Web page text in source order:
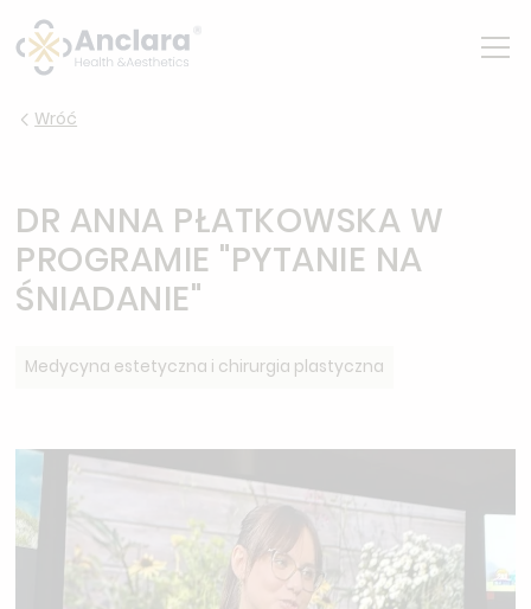
Wróć
DR ANNA PŁATKOWSKA W
PROGRAMIE "PYTANIE NA
ŚNIADANIE"
Medycyna estetyczna i chirurgia plastyczna